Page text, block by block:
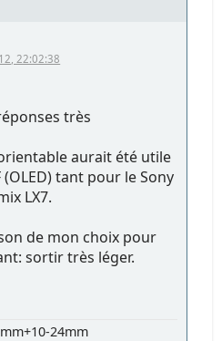
22:02:38
très
aurait été utile
tant pour le Sony
LX7.
de mon choix pour
sortir très léger.
24mm